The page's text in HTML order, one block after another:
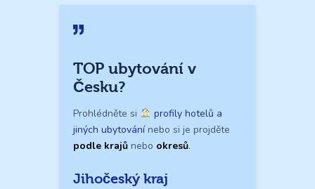
TOP ubytování v
Česku?
Prohlédněte si
profily hotelů a
jiných ubytovánínebo si je projděte
podle krajů nebo okresů.
Jihočeský kraj